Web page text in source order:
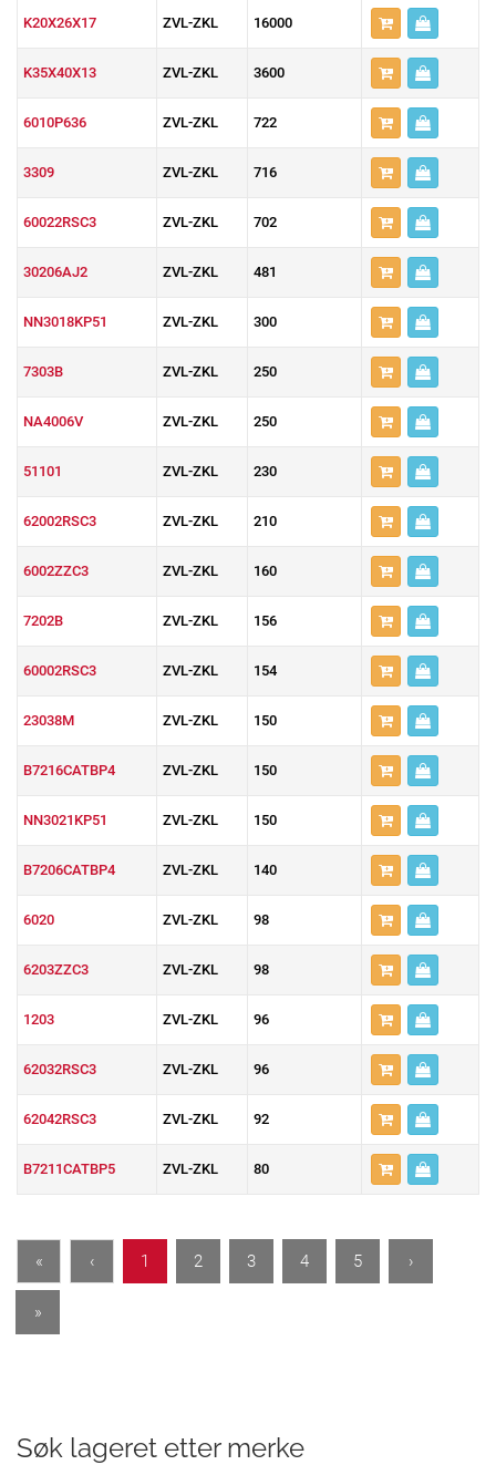
K20X26X17 ZVL-ZKL 16000
K35X40X13 ZVL-ZKL 3600
6010P636 ZVL-ZKL 722
3309 ZVL-ZKL 716
60022RSC3 ZVL-ZKL 702
30206AJ2 ZVL-ZKL 481
NN3018KP51 ZVL-ZKL 300
7303B ZVL-ZKL 250
NA4006V ZVL-ZKL 250
51101 ZVL-ZKL 230
62002RSC3 ZVL-ZKL 210
6002ZZC3 ZVL-ZKL 160
7202B ZVL-ZKL 156
60002RSC3 ZVL-ZKL 154
23038M ZVL-ZKL 150
B7216CATBP4 ZVL-ZKL 150
NN3021KP51 ZVL-ZKL 150
B7206CATBP4 ZVL-ZKL 140
6020 ZVL-ZKL 98
6203ZZC3 ZVL-ZKL 98
1203 ZVL-ZKL 96
62032RSC3 ZVL-ZKL 96
62042RSC3 ZVL-ZKL 92
B7211CATBP5 ZVL-ZKL 80
« ‹ 1 2 3 4 5 ›
»
Søk lageret etter merke